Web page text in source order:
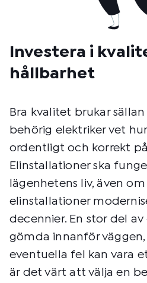
Investera i
hållbarhet
Bra kvalitet brukar
behörig elektriker vet
ordentligt och korrekt
Elinstallationer ska
lägenhetens liv, även
elinstallationer
decennier. En stor del
gömda innanför väggen,
eventuella fel kan vara
är det värt att välja en